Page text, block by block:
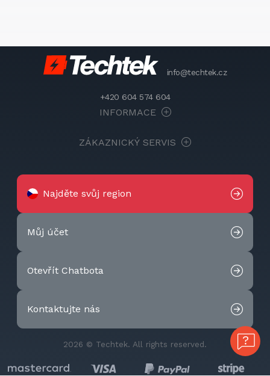
info@techtek.cz
+420 604 574 604
INFORMACE
ZÁKAZNICKÝ SERVIS
Najděte svůj region
Můj účet
Otevřít Chatbota
Kontaktujte nás
2026 © Techtek. All rights reserved.